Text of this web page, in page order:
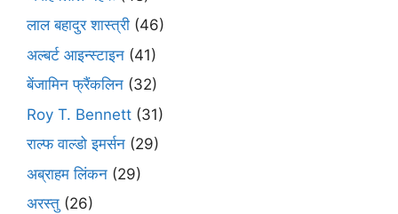
लाल बहादुर शास्त्री (46)
अल्बर्ट आइन्स्टाइन (41)
बेंजामिन फ्रैंकलिन (32)
Roy T. Bennett (31)
राल्फ वाल्डो इमर्सन (29)
अब्राहम लिंकन (29)
अरस्तु (26)